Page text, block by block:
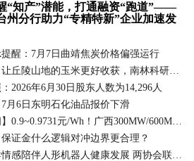
“知产”潜能，打通融资“跑道”——
州分行助力“专精特新”企业加速发
提醒：7月7日曲靖焦炭价格偏强运行
观焦点：让丘陵山地的玉米更好收获，南林科研团队让科技扎根土地
2026年6月30日股东人数为14,296人
月6日东明石化油品报价下滑
【新要闻】0.9~0.9731元/Wh！广西300MW/600MWh独立储能项目中标候选人公示！
证金什么逻辑对冲边界更合理？
规范引导情感陪伴人形机器人健康发展 两协会联合倡议 快消息